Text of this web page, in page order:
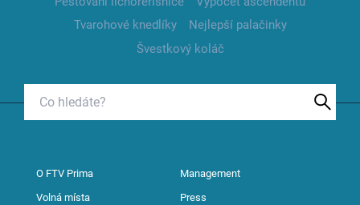
Tvarohové knedlíky
Nejlepší palačinky
Švestkový koláč
O FTV Prima Management
Volná místa Press